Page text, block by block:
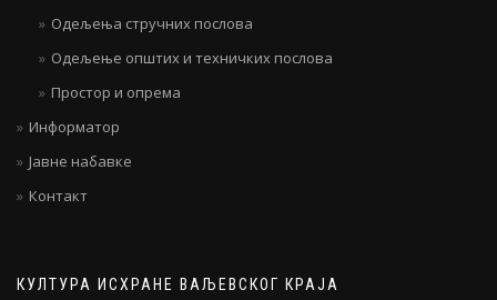
Одељења стручних послова
Одељење општих и техничких послова
Простор и опрема
Информатор
Јавне набавке
Контакт
КУЛТУРА ИСХРАНЕ ВАЉЕВСКОГ КРАЈА